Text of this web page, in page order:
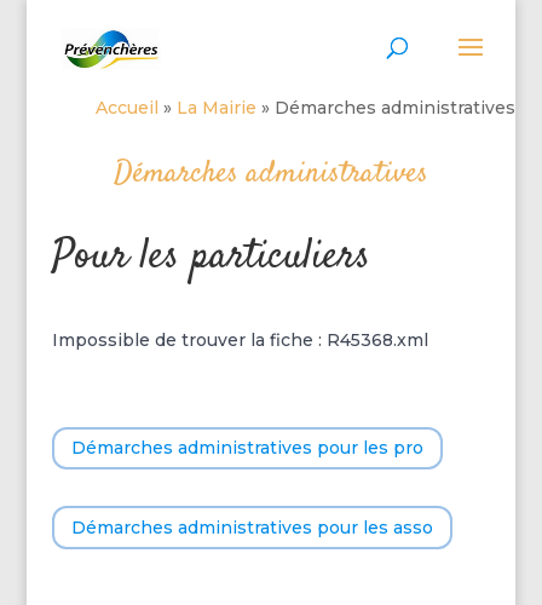
Accueil » La Mairie » Démarches administratives
Démarches administratives
Pour les particuliers
Impossible de trouver la fiche : R45368.xml
Démarches administratives pour les pro
Démarches administratives pour les asso